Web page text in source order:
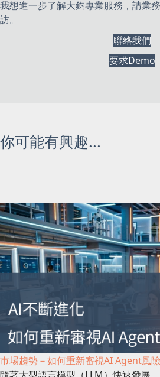
我想進一步了解大鈞專業服務，請業
訪。
聯絡我們
要求Demo
你可能有興趣...
市場趨勢－如何重新審視AI Agent風險